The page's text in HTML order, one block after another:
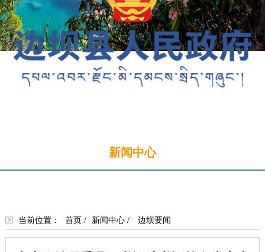
新闻中心
当前位置： 首页 / 新闻中心/ 边坝要闻